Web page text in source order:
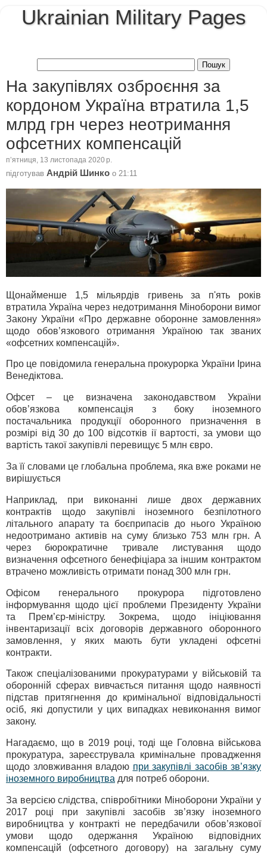
Ukrainian Military Pages
На закупівлях озброєння за
кордоном Україна втратила 1,5
млрд грн через неотримання
офсетних компенсацій
пʼятниця, 13 листопада 2020 р.
підготував Андрій Шинко о 21:11
Щонайменше 1,5 мільярдів гривень за п'ять років
втратила Україна через недотримання Міноборони вимог
Закону України «Про державне оборонне замовлення»
щодо обов’язкового отримання Україною так званих
«офсетних компенсацій».
Про це повідомила генеральна прокурорка України Ірина
Венедіктова.
Офсет – це визначена законодавством України
обов’язкова компенсація з боку іноземного
постачальника продукції оборонного призначення в
розмірі від 30 до 100 відсотків ії вартості, за умови що
вартість такої закупівлі перевищує 5 млн євро.
За її словами це глобальна проблема, яка вже роками не
вирішується
Наприклад, при виконанні лише двох державних
контрактів щодо закупівлі іноземного безпілотного
літального апарату та боєприпасів до нього Україною
недоотримано активів на суму близько 753 млн грн. А
через бюрократичне тривале листування щодо
визначення офсетного бенефіціара за іншим контрактом
втрачено можливість отримати понад 300 млн грн.
Офісом генерального прокурора підготовлено
інформування щодо цієї проблеми Президенту України
та Прем’єр-міністру. Зокрема, щодо ініціювання
інвентаризації всіх договорів державного оборонного
замовлення, у яких мають бути укладені офсетні
контракти.
Також спеціалізованими прокуратурами у військовій та
оборонній сферах вивчається питання щодо наявності
підстав притягнення до кримінальної відповідальності
осіб, які допустили у цих випадках невиконання вимог
закону.
Нагадаємо, що в 2019 році, тоді ще Головна військова
прокуратура, зареєструвала кримінальне провадження
щодо зловживання владою при закупівлі засобів зв’язку
іноземного виробництва для потреб оборони.
За версією слідства, співробітники Міноборони України у
2017 році при закупівлі засобів зв’язку іноземного
виробництва у контракті не передбачили обов’язкової
умови щодо одержання Україною відповідних
компенсацій (офсетного договору) на загальну суму